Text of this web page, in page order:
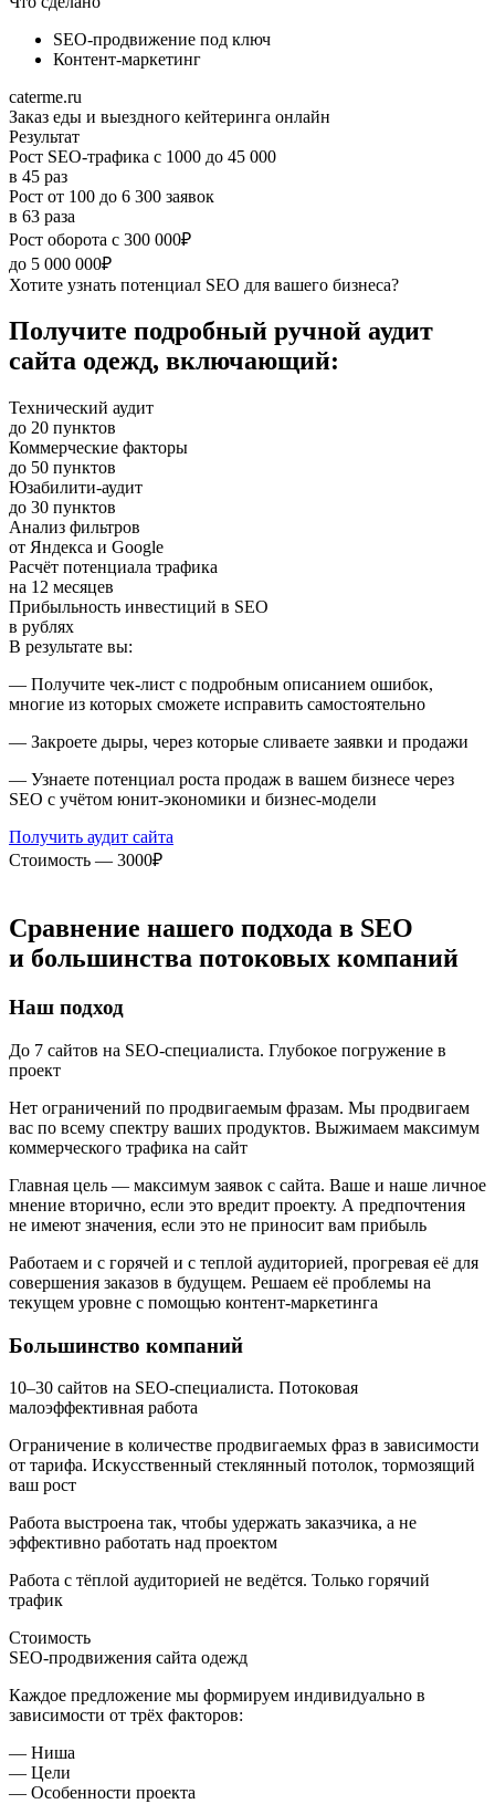
SEO-продвижение под ключ
Контент-маркетинг
caterme.ru
Заказ еды и выездного кейтеринга онлайн
Результат
Рост SEO‑трафика с 1000 до 45 000
в 45 раз
Рост от 100 до 6 300 заявок
в 63 раза
Рост оборота с 300 000₽
до 5 000 000₽
Хотите узнать потенциал SEO для вашего бизнеса?
Получите подробный ручной аудит
сайта одежд, включающий:
Технический аудит
до 20 пунктов
Коммерческие факторы
до 50 пунктов
Юзабилити-аудит
до 30 пунктов
Анализ фильтров
от Яндекса и Google
Расчёт потенциала трафика
на 12 месяцев
Прибыльность инвестиций в SEO
в рублях
В результате вы:
— Получите чек-лист с подробным описанием ошибок,
многие из которых сможете исправить самостоятельно
— Закроете дыры, через которые сливаете заявки и продажи
— Узнаете потенциал роста продаж в вашем бизнесе через
SEO с учётом юнит-экономики и бизнес-модели
Получить аудит сайта
Стоимость — 3000₽
Сравнение нашего подхода в SEO
и большинства потоковых компаний
Наш подход
До 7 сайтов на SEO-специалиста. Глубокое погружение в
проект
Нет ограничений по продвигаемым фразам. Мы продвигаем
вас по всему спектру ваших продуктов. Выжимаем максимум
коммерческого трафика на сайт
Главная цель — максимум заявок с сайта. Ваше и наше личное
мнение вторично, если это вредит проекту. А предпочтения
не имеют значения, если это не приносит вам прибыль
Работаем и с горячей и с теплой аудиторией, прогревая её для
совершения заказов в будущем. Решаем её проблемы на
текущем уровне с помощью контент-маркетинга
Большинство компаний
10–30 сайтов на SEO-специалиста. Потоковая
малоэффективная работа
Ограничение в количестве продвигаемых фраз в зависимости
от тарифа. Искусственный стеклянный потолок, тормозящий
ваш рост
Работа выстроена так, чтобы удержать заказчика, а не
эффективно работать над проектом
Работа с тёплой аудиторией не ведётся. Только горячий
трафик
Стоимость
SEO-продвижения сайта одежд
Каждое предложение мы формируем индивидуально в
зависимости от трёх факторов:
— Ниша
— Цели
— Особенности проекта